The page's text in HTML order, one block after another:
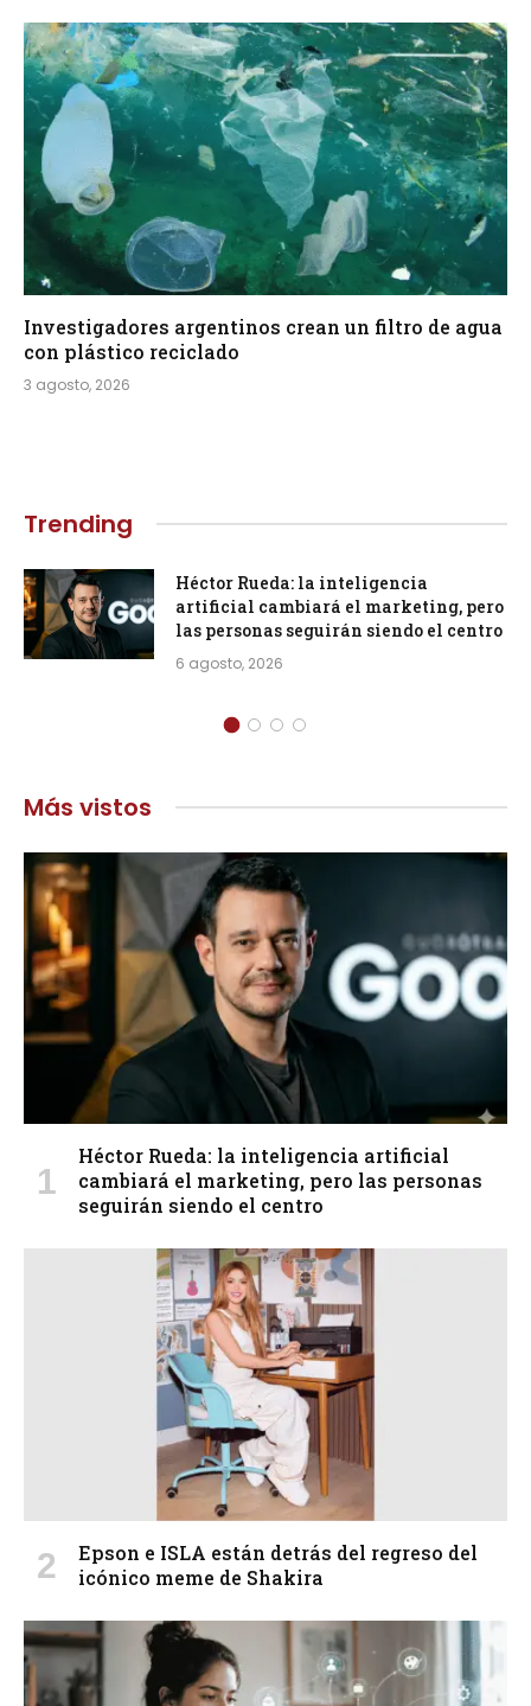
Investigadores argentinos crean un filtro de agua
con plástico reciclado
3 agosto, 2026
Trending
Héctor Rueda: la inteligencia
artificial cambiará el marketing, pero
las personas seguirán siendo el centro
6 agosto, 2026
Más vistos
Héctor Rueda: la inteligencia artificial
cambiará el marketing, pero las personas
seguirán siendo el centro
Epson e ISLA están detrás del regreso del
icónico meme de Shakira